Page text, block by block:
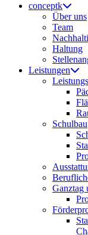
conceptk
Über uns
Team
Haltung
Leistungen
Schulbau
Ganztag